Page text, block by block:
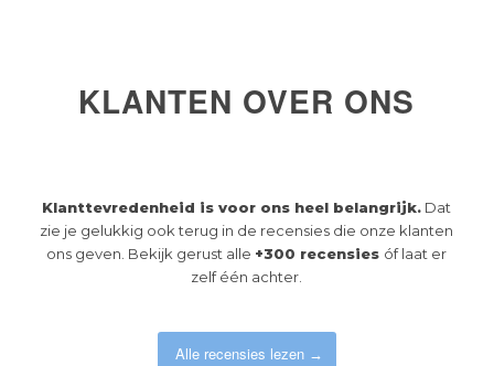
KLANTEN OVER ONS
Klanttevredenheid is voor ons heel belangrijk. Dat
zie je gelukkig ook terug in de recensies die onze klanten
ons geven. Bekijk gerust alle +300 recensies óf laat er
zelf één achter.
Alle recensies lezen